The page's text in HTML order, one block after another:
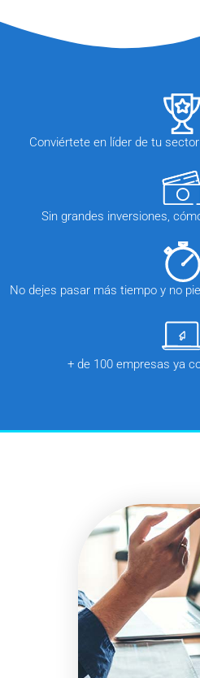
Conviértete en líder de tu
Sin grandes inversiones,
No dejes pasar más tiempo y no
+ de 100 empresas ya